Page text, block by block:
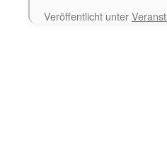
Veröffentlicht unter